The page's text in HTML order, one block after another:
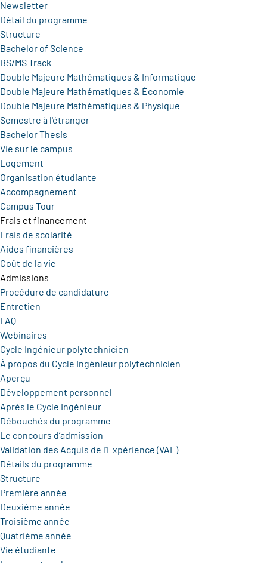
Newsletter
Détail du programme
Structure
Bachelor of Science
BS/MS Track
Double Majeure Mathématiques & Informatique
Double Majeure Mathématiques & Économie
Double Majeure Mathématiques & Physique
Semestre à l'étranger
Bachelor Thesis
Vie sur le campus
Logement
Organisation étudiante
Accompagnement
Campus Tour
Frais et financement
Frais de scolarité
Aides financières
Coût de la vie
Admissions
Procédure de candidature
Entretien
FAQ
Webinaires
Cycle Ingénieur polytechnicien
À propos du Cycle Ingénieur polytechnicien
Aperçu
Développement personnel
Après le Cycle Ingénieur
Débouchés du programme
Le concours d’admission
Validation des Acquis de l’Expérience (VAE)
Détails du programme
Structure
Première année
Deuxième année
Troisième année
Quatrième année
Vie étudiante